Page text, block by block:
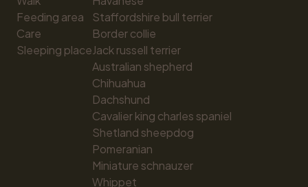
Feeding area
Care
Sleeping place
Staffordshire bull terrier
Border collie
Jack russell terrier
Australian shepherd
Chihuahua
Dachshund
Cavalier king charles spaniel
Shetland sheepdog
Pomeranian
Miniature schnauzer
Whippet